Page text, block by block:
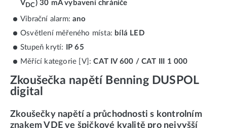
VDC) 30 mA vybavení chrániče
Vibrační alarm:ano
Osvětlení měřeného místa: bílá LED
Stupeň krytí:
IP 65
Měřící kategorie [V]:CAT IV 600 / CAT III 1 000
Zkoušečka napětí Benning DUSPOL
digital
Zkoušečky napětí a průchodnosti s kontrolním
znakem VDE ve špičkové kvalitě pro nejvyšší